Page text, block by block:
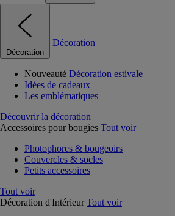
Décoration
Décoration
Nouveauté Décoration estivale
Idées de cadeaux
Les emblématiques
Découvrir la décoration
Accessoires pour bougies Tout voir
Photophores & bougeoirs
Couvercles & socles
Petits accessoires
Tout voir
Décoration d'Intérieur Tout voir